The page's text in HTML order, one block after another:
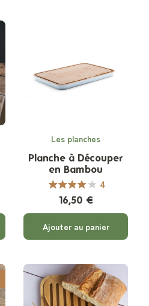
Les planches
Planche à Découper
en Bambou
4
16,50 €
Ajouter au panier